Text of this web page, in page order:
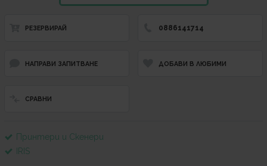
РЕЗЕРВИРАЙ 0886141714
НАПРАВИ ЗАПИТВАНЕ ДОБАВИ В ЛЮБИМИ
СРАВНИ
Принтери и Скенери
IRIS